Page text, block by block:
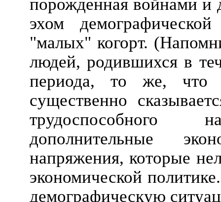
порожденная войнами и
эхом
"малых" когорт.
людей, родившихся в
периода, то же, что
существенно
дополнительные
напряжения, которые
экономической
демографическую